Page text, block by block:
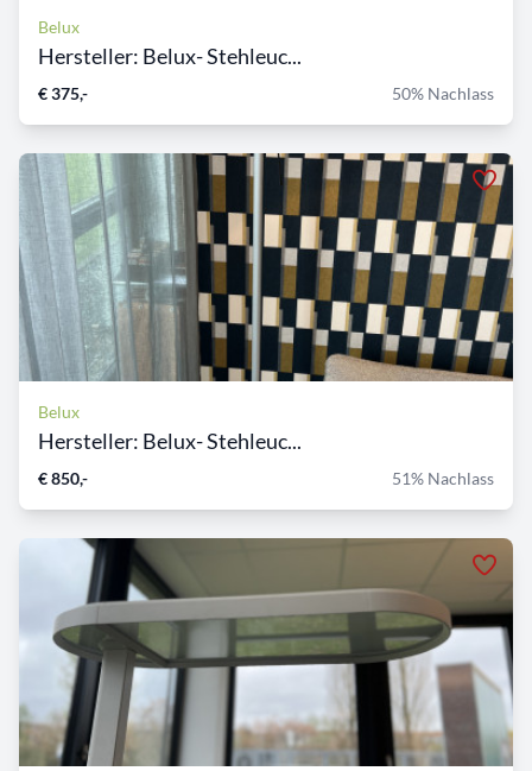
Belux
Hersteller: Belux- Stehleuc...
€ 375,- 50% Nachlass
Belux
Hersteller: Belux- Stehleuc...
€ 850,- 51% Nachlass